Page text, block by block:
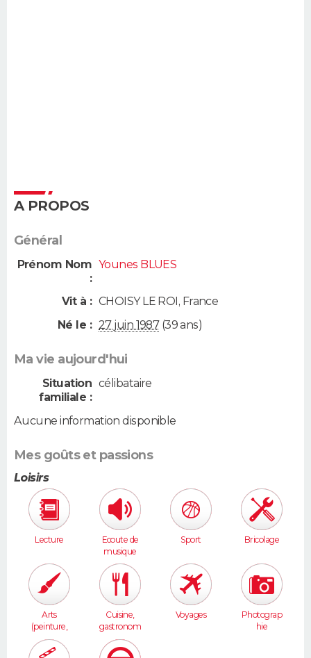
A PROPOS
Général
Prénom Nom
:
Younes BLUES
Vit à : CHOISY LE ROI, France
Né le : 27 juin 1987(39 ans)
Ma vie aujourd'hui
Situation
familiale :
célibataire
Aucune information disponible
Mes goûts et passions
Loisirs
Lecture
Ecoute de
musique
Sport Bricolage
Arts
(peinture,
sculpture...
)
Cuisine,
gastronom
ie
Voyages
Photograp
hie